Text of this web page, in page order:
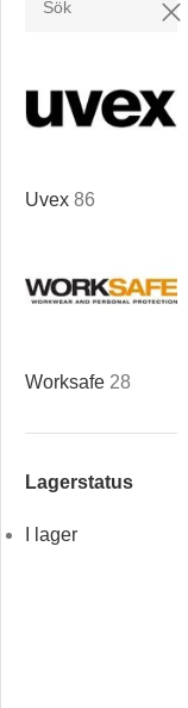
Uvex 86
Worksafe 28
Lagerstatus
I lager